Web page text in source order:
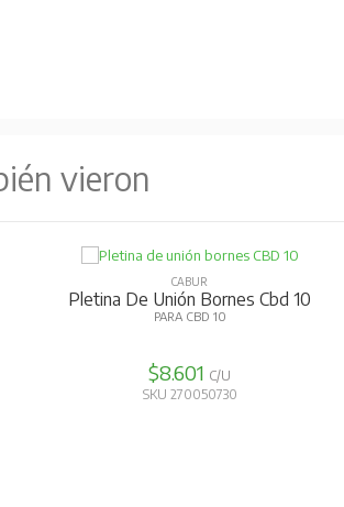
vieron
CABUR
Pletina De Unión Bornes Cbd 10
PARA CBD 10
$8.601 C/U
SKU 270050730